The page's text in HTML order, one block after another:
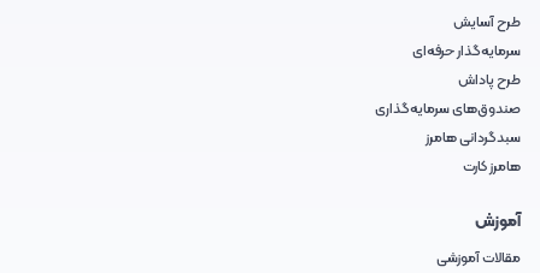
طرح آسایش
سرمایه‌گذار حرفه‌ای
طرح پاداش
صندوق‌های سرمایه‌گذاری
سبدگردانی هامرز
هامرز کارت
آموزش
مقالات آموزشی